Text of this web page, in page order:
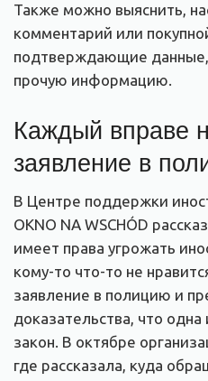
Также можно выяснить,
комментарий или
подтверждающие
прочую информацию.
Каждый вправе
заявление в
В Центре поддержки
OKNO NA WSCHÓD
имеет права угрожать
кому-то что-то не
заявление в полицию и
доказательства, что
закон. В октябре
где рассказала, куда